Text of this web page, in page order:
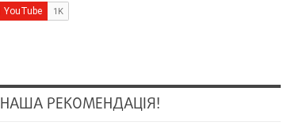
НАША РЕКОМЕНДАЦІЯ!